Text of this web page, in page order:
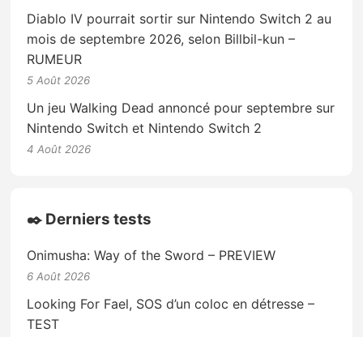
Diablo IV pourrait sortir sur Nintendo Switch 2 au
mois de septembre 2026, selon Billbil-kun –
RUMEUR
5 Août 2026
Un jeu Walking Dead annoncé pour septembre sur
Nintendo Switch et Nintendo Switch 2
4 Août 2026
✒️ Derniers tests
Onimusha: Way of the Sword – PREVIEW
6 Août 2026
Looking For Fael, SOS d’un coloc en détresse –
TEST